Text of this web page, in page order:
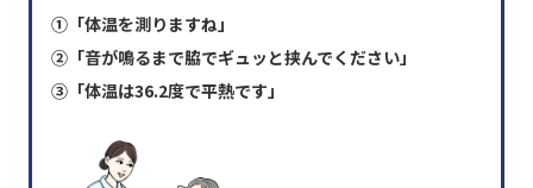
①「体温を測りますね」
②「音が鳴るまで脇でギュッと挟んでください」
③「体温は36.2度で平熱です」